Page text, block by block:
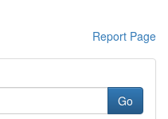
Report Page
Go